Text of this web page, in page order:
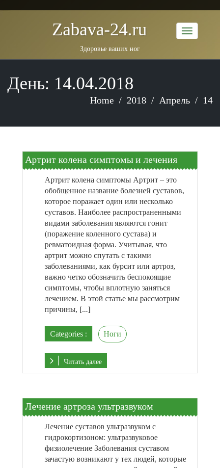
Zabava-24.ru
Здоровье ваших ног
День: 14.04.2018
Home 2018 Апрель 14
Артрит колена симптомы и лечения
Артрит колена симптомы Артрит – это
обобщенное название болезней суставов,
которое поражает один или несколько
суставов. Наиболее распространенными
видами заболевания являются гонит
(поражение коленного сустава) и
ревматоидная форма. Учитывая, что
артрит можно спутать с такими
заболеваниями, как бурсит или артроз,
важно четко обозначить беспокоящие
симптомы, чтобы вплотную заняться
лечением. В этой статье мы рассмотрим
причины, [...]
Categories : Ноги
Читать далее
Лечение артроза ультразвуком
Лечение суставов ультразвуком с
гидрокортизоном: ультразвуковое
физиолечение Заболевания суставом
зачастую возникают у тех людей, которые